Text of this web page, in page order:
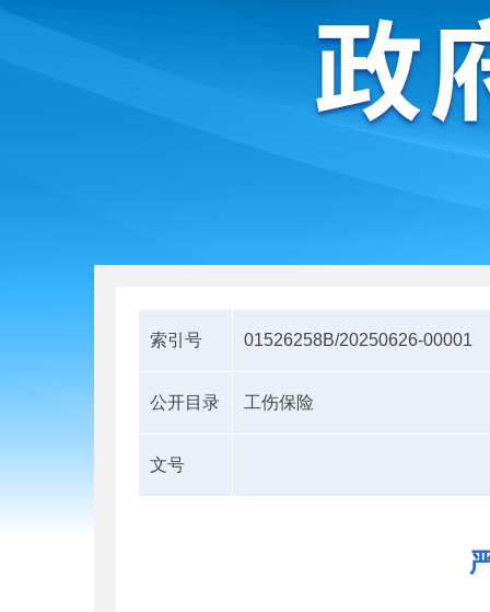
索引号 01526258B/20250626-00001
公开目录 工伤保险
文号